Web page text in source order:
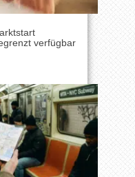
verfügbar